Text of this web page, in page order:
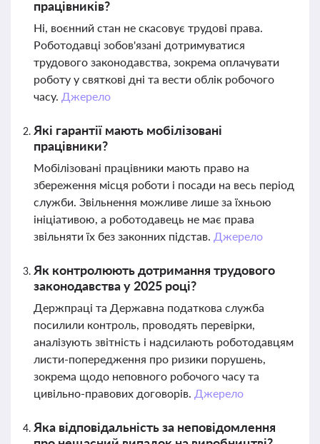
працівників?
Ні, воєнний стан не скасовує трудові права.
Роботодавці зобов'язані дотримуватися
трудового законодавства, зокрема оплачувати
роботу у святкові дні та вести облік робочого
часу. Джерело
Які гарантії мають мобілізовані
працівники?
Мобілізовані працівники мають право на
збереження місця роботи і посади на весь період
служби. Звільнення можливе лише за їхньою
ініціативою, а роботодавець не має права
звільняти їх без законних підстав. Джерело
Як контролюють дотримання трудового
законодавства у 2025 році?
Держпраці та Державна податкова служба
посилили контроль, проводять перевірки,
аналізують звітність і надсилають роботодавцям
листи-попередження про ризики порушень,
зокрема щодо неповного робочого часу та
цивільно-правових договорів. Джерело
Яка відповідальність за неповідомлення